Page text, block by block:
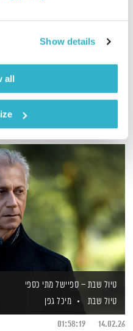
Show details
all
טיול שבת – ספיישל מתי כספי
טיול שבת
מיכל גפן
14.02.26
01:58:19